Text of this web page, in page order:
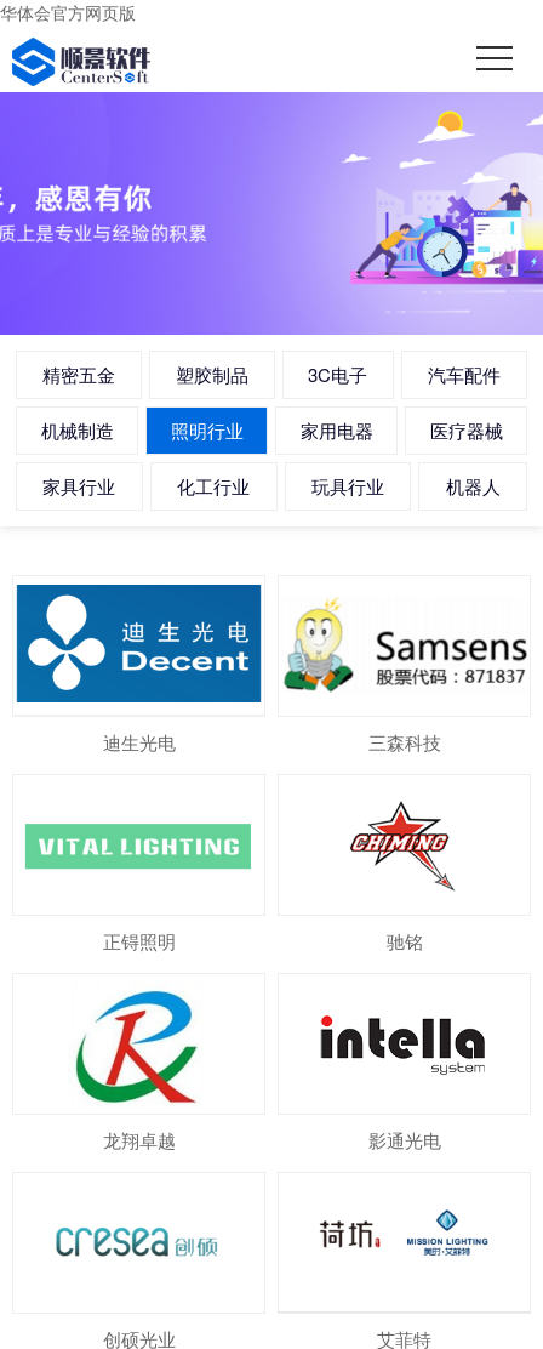
华体会官方网页版
精密五金 塑胶制品 3C电子 汽车配件
机械制造 照明行业 家用电器 医疗器械
家具行业 化工行业 玩具行业 机器人
迪生光电 三森科技
正锝照明 驰铭
龙翔卓越 影通光电
创硕光业 艾菲特